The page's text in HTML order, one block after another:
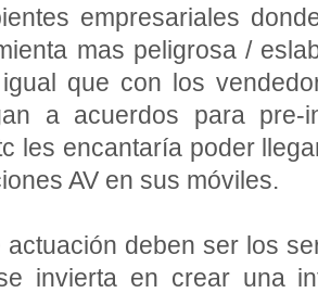
empresariales
mas peligrosa /
que con los
a acuerdos para pre-
les encantaría poder
AV en sus móviles.
actuación deben ser los
invierta en crear una